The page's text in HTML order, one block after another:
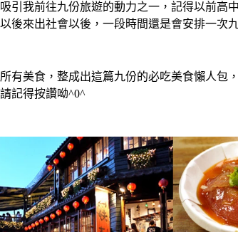
引我前往九份旅遊的動力之一，記得以前
後來出社會以後，一段時間還是會安排一次
有美食，整成出這篇九份的必吃美食懶人
記得按讚呦^0^